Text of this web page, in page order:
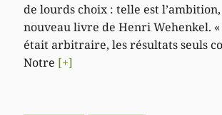
de lourds choix : telle est
nouveau livre de Henri Wehenkel.
était arbitraire, les résultats seuls
Notre [+]